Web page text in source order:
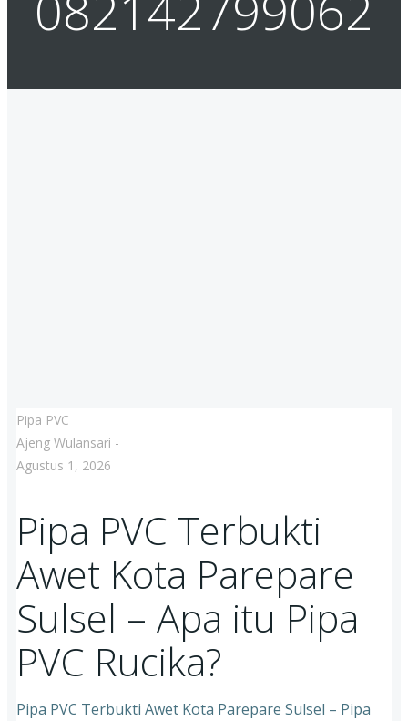
Pipa PVC
Ajeng Wulansari -
Agustus 1, 2026
Pipa PVC Terbukti
Awet Kota Parepare
Sulsel – Apa itu Pipa
PVC Rucika?
Pipa PVC Terbukti Awet Kota Parepare Sulsel – Pipa